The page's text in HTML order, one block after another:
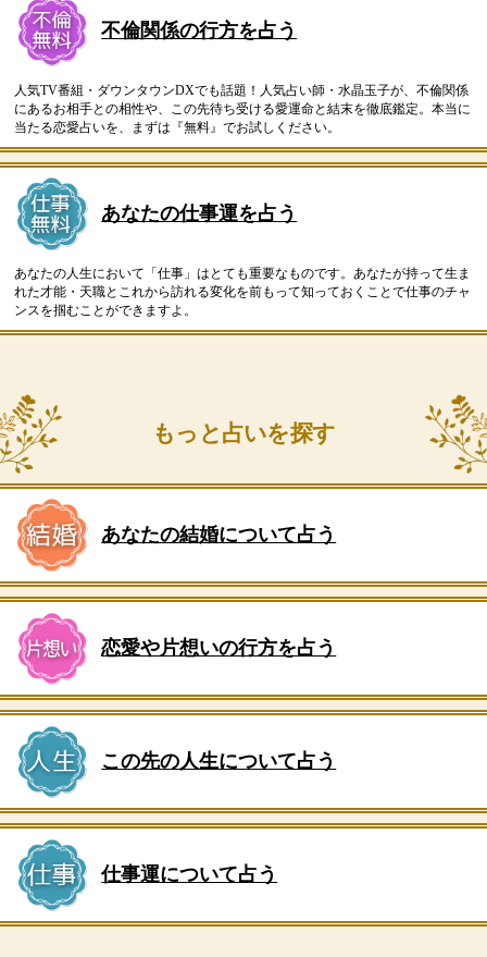
不倫関係の行方を占う
人気TV番組・ダウンタウンDXでも話題！人気占い師・水晶玉子が、不倫関係
にあるお相手との相性や、この先待ち受ける愛運命と結末を徹底鑑定。本当に
当たる恋愛占いを、まずは『無料』でお試しください。
あなたの仕事運を占う
あなたの人生において「仕事」はとても重要なものです。あなたが持って生ま
れた才能・天職とこれから訪れる変化を前もって知っておくことで仕事のチャ
ンスを掴むことができますよ。
もっと占いを探す
あなたの結婚について占う
恋愛や片想いの行方を占う
この先の人生について占う
仕事運について占う